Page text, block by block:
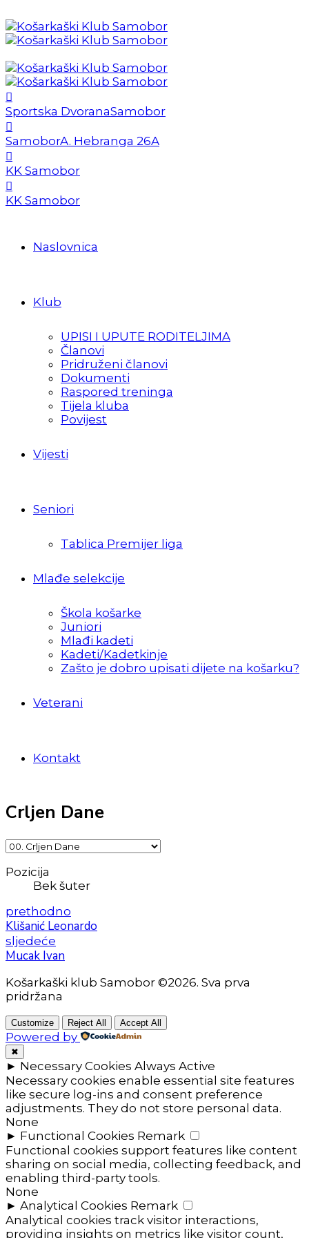
Sportska DvoranaSamobor
SamoborA. Hebranga 26A
KK Samobor
KK Samobor
Naslovnica
Klub
UPISI I UPUTE RODITELJIMA
Članovi
Pridruženi članovi
Dokumenti
Raspored treninga
Tijela kluba
Povijest
Vijesti
Seniori
Tablica Premijer liga
Mlađe selekcije
Škola košarke
Juniori
Mlađi kadeti
Kadeti/Kadetkinje
Zašto je dobro upisati dijete na košarku?
Veterani
Kontakt
Crljen Dane
Pozicija
Bek šuter
prethodno
Klišanić Leonardo
sljedeće
Mucak Ivan
Košarkaški klub Samobor ©2026. Sva prva
pridržana
Customize Reject All Accept All
Powered by
✖
► Necessary Cookies Always Active
Necessary cookies enable essential site features
like secure log-ins and consent preference
adjustments. They do not store personal data.
None
► Functional Cookies Remark
Functional cookies support features like content
sharing on social media, collecting feedback, and
enabling third-party tools.
None
► Analytical Cookies Remark
Analytical cookies track visitor interactions,
providing insights on metrics like visitor count,